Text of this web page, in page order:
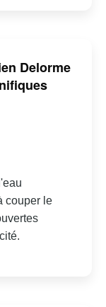
Delorme
couper le